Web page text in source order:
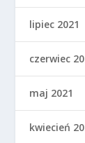
lipiec 2021
czerwiec
maj 2021
kwiecień